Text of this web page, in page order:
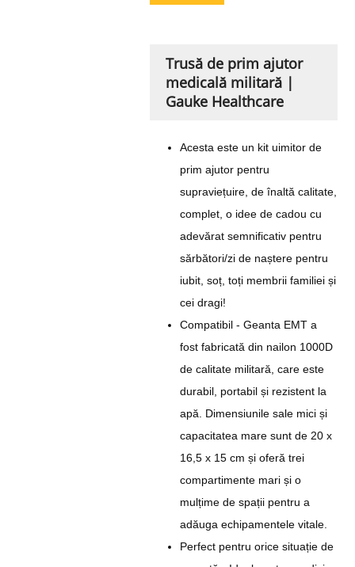
Trusă de prim ajutor
medicală militară |
Gauke Healthcare
Acesta este un kit uimitor de
prim ajutor pentru
supraviețuire, de înaltă calitate,
complet, o idee de cadou cu
adevărat semnificativ pentru
sărbători/zi de naștere pentru
iubit, soț, toți membrii familiei și
cei dragi!
Compatibil - Geanta EMT a
fost fabricată din nailon 1000D
de calitate militară, care este
durabil, portabil și rezistent la
apă. Dimensiunile sale mici și
capacitatea mare sunt de 20 x
16,5 x 15 cm și oferă trei
compartimente mari și o
mulțime de spații pentru a
adăuga echipamentele vitale.
Perfect pentru orice situație de